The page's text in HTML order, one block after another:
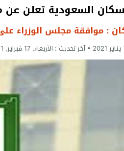
السعودية تعلن
: موافقة مجلس الوزراء
آخر تحديث : الأربعاء, 17 فبراير, 2021 - 11:17 مساءً